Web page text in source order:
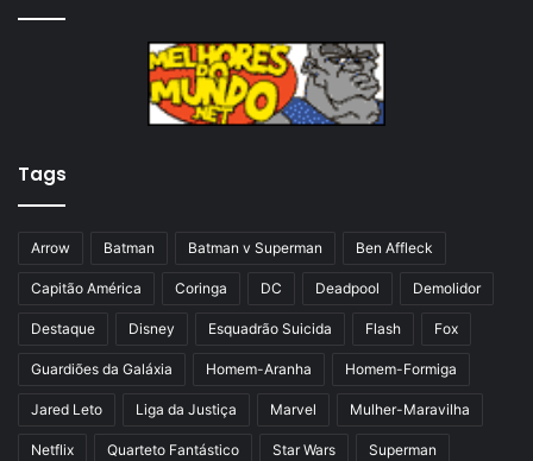
a
a
n
m
a
p
n
Tags
Arrow Batman Batman v Superman Ben Affleck
Capitão América Coringa DC Deadpool Demolidor
Destaque Disney Esquadrão Suicida Flash Fox
Guardiões da Galáxia Homem-Aranha Homem-Formiga
Jared Leto Liga da Justiça Marvel Mulher-Maravilha
Netflix Quarteto Fantástico Star Wars Superman